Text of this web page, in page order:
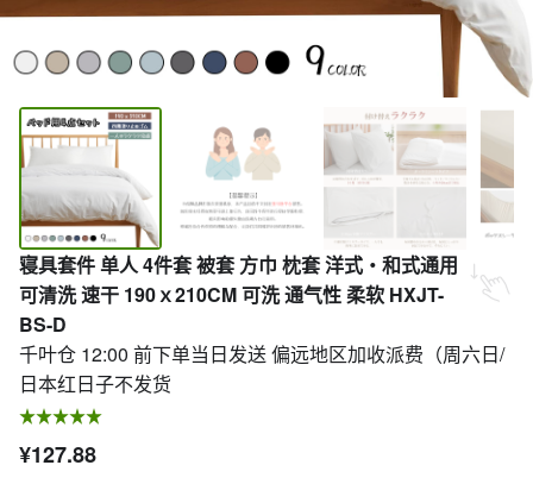
寝具套件 单人 4件套 被套 方巾 枕套 洋式・和式通用
可清洗 速干 190ｘ210CM 可洗 通气性 柔软 HXJT-
BS-D
千叶仓 12:00 前下单当日发送 偏远地区加收派费（周六日/
日本红日子不发货
¥127.88